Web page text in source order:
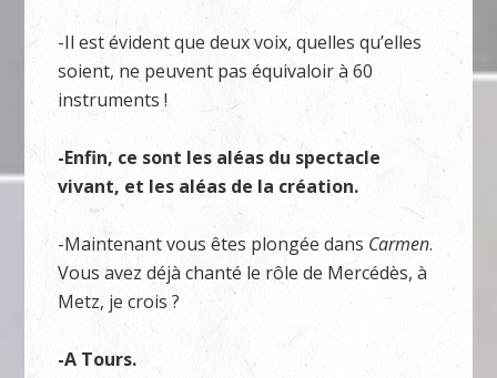
-Il est évident que deux voix, quelles qu’elles
soient, ne peuvent pas équivaloir à 60
instruments !
-Enfin, ce sont les aléas du spectacle
vivant, et les aléas de la création.
-Maintenant vous êtes plongée dans Carmen.
Vous avez déjà chanté le rôle de Mercédès, à
Metz, je crois ?
-A Tours.